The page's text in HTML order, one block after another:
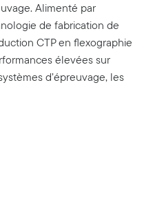
Alimenté par
de fabrication de
CTP en flexographie
élevées sur
d’épreuvage, les